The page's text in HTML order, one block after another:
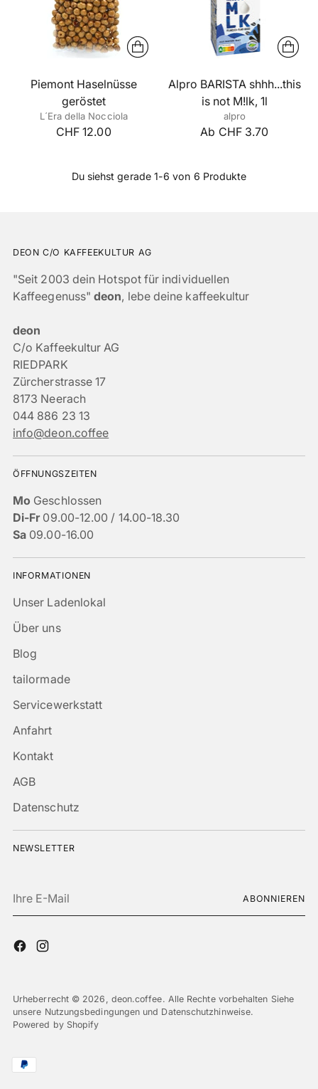
Piemont Haselnüsse
geröstet
L´Era della Nocciola
CHF 12.00
Alpro BARISTA shhh...this
is not M!lk, 1l
alpro
Ab CHF 3.70
Du siehst gerade 1-6 von 6 Produkte
DEON C/O KAFFEEKULTUR AG
"Seit 2003 dein Hotspot für individuellen
Kaffeegenuss"deon, lebe deine kaffeekultur
deon
C/o Kaffeekultur AG
RIEDPARK
Zürcherstrasse 17
8173 Neerach
044 886 23 13
info@deon.coffee
ÖFFNUNGSZEITEN
Mo Geschlossen
Di-Fr09.00-12.00 / 14.00-18.30
Sa 09.00-16.00
INFORMATIONEN
Unser Ladenlokal
Über uns
Blog
tailormade
Servicewerkstatt
Anfahrt
Kontakt
AGB
Datenschutz
NEWSLETTER
E-
ABONNIEREN
Urheberrecht © 2026, deon.coffee. Alle Rechte vorbehalten Siehe
unsere Nutzungsbedingungen und Datenschutzhinweise.
Powered by Shopify